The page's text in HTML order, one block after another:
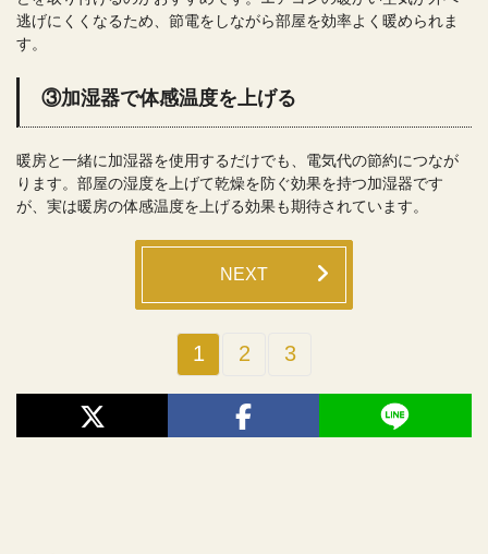
逃げにくくなるため、節電をしながら部屋を効率よく暖められま
す。
③加湿器で体感温度を上げる
暖房と一緒に加湿器を使用するだけでも、電気代の節約につなが
ります。部屋の湿度を上げて乾燥を防ぐ効果を持つ加湿器です
が、実は暖房の体感温度を上げる効果も期待されています。
NEXT
1 2 3